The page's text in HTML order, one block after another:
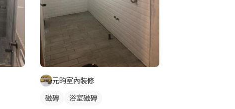
元畇室內裝修
磁磚 浴室磁磚